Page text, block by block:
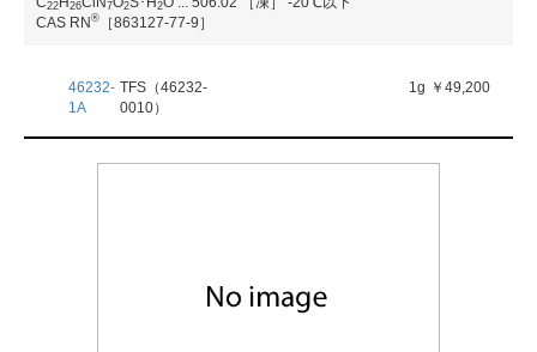
22 26 7 2 2
CAS RN® ［863127-77-9］
46232-
1A
TFS（46232-
0010）
1g ￥49,200